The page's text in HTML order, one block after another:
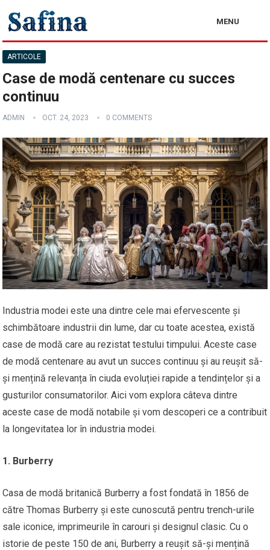
MENU
ARTICOLE
Case de modă centenare cu succes
continuu
ADMIN OCT. 24, 2023 0 COMMENTS
Industria modei este una dintre cele mai efervescente și
schimbătoare industrii din lume, dar cu toate acestea, există
case de modă care au rezistat testului timpului. Aceste case
de modă centenare au avut un succes continuu și au reușit să-
și mențină relevanța în ciuda evoluției rapide a tendințelor și a
gusturilor consumatorilor. Aici vom explora câteva dintre
aceste case de modă notabile și vom descoperi ce a contribuit
la longevitatea lor în industria modei.
1. Burberry
Casa de modă britanică Burberry a fost fondată în 1856 de
către Thomas Burberry și este cunoscută pentru trench-urile
sale iconice, imprimeurile în carouri și designul clasic. Cu o
istorie de peste 150 de ani, Burberry a reușit să-și mențină